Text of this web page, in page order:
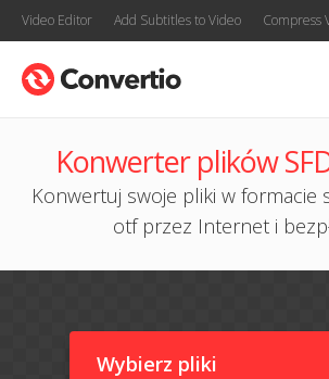
Video Editor Add Subtitles to Video Compress
Konwerter plików
Konwertuj swoje pliki w formacie
otf przez Internet i
Wybierz pliki